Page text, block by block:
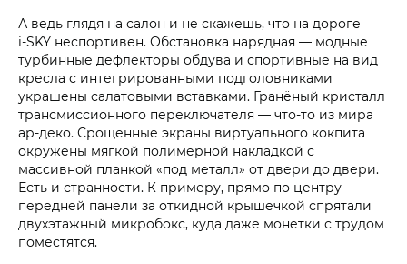
А ведь глядя на салон и не скажешь, что на дороге
i‑SKY неспортивен. Обстановка нарядная — модные
турбинные дефлекторы обдува и спортивные на вид
кресла с интегрированными подголовниками
украшены салатовыми вставками. Гранёный кристалл
трансмиссионного переключателя — что-то из мира
ар-деко. Срощенные экраны виртуального кокпита
окружены мягкой полимерной накладкой с
массивной планкой «под металл» от двери до двери.
Есть и странности. К примеру, прямо по центру
передней панели за откидной крышечкой спрятали
двухэтажный микробокс, куда даже монетки с трудом
поместятся.